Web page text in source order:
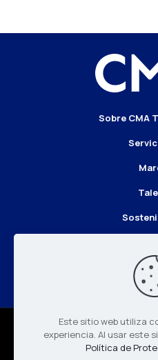
Sobre CMA
Términos y
Este sitio web utiliza
experiencia. Al usar este
Política de